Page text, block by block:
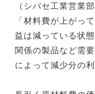
（シバセ工業営業
「材料費が上がっ
益は減っている状
関係の製品など需
によって減少分の